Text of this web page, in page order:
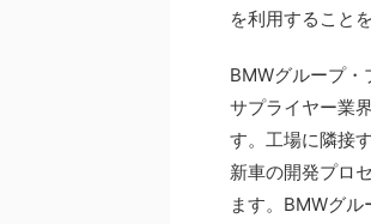
を利用すること
BMWグループ
サプライヤー業
す。工場に隣接
新車の開発プロ
ます。BMWグ